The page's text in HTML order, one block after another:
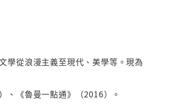
學從浪漫主義至現代、美學等。現為
、《魯曼一點通》（2016）。